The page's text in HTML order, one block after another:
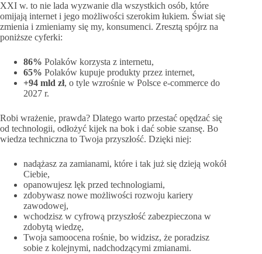
XXI w. to nie lada wyzwanie dla wszystkich osób, które
omijają internet i jego możliwości szerokim łukiem. Świat się
zmienia i zmieniamy się my, konsumenci. Zresztą spójrz na
poniższe cyferki:
86% Polaków korzysta z internetu,
65% Polaków kupuje produkty przez internet,
+94 mld zł, o tyle wzrośnie w Polsce e-commerce do
2027 r.
Robi wrażenie, prawda? Dlatego warto przestać opędzać się
od technologii, odłożyć kijek na bok i dać sobie szansę. Bo
wiedza techniczna to Twoja przyszłość. Dzięki niej:
nadążasz za zamianami, które i tak już się dzieją wokół
Ciebie,
opanowujesz lęk przed technologiami,
zdobywasz nowe możliwości rozwoju kariery
zawodowej,
wchodzisz w cyfrową przyszłość zabezpieczona w
zdobytą wiedzę,
Twoja samoocena rośnie, bo widzisz, że poradzisz
sobie z kolejnymi, nadchodzącymi zmianami.